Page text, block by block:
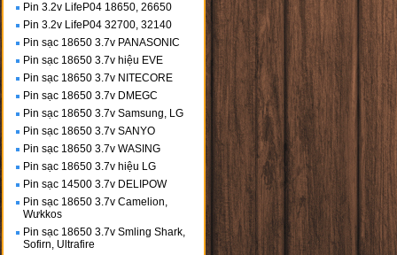
Pin 3.2v LifeP04 18650, 26650
Pin 3.2v LifeP04 32700, 32140
Pin sạc 18650 3.7v PANASONIC
Pin sạc 18650 3.7v hiệu EVE
Pin sạc 18650 3.7v NITECORE
Pin sạc 18650 3.7v DMEGC
Pin sạc 18650 3.7v Samsung, LG
Pin sạc 18650 3.7v SANYO
Pin sạc 18650 3.7v WASING
Pin sạc 18650 3.7v hiệu LG
Pin sạc 14500 3.7v DELIPOW
Pin sạc 18650 3.7v Camelion,
Wưkkos
Pin sạc 18650 3.7v Smling Shark,
Sofirn, Ultrafire